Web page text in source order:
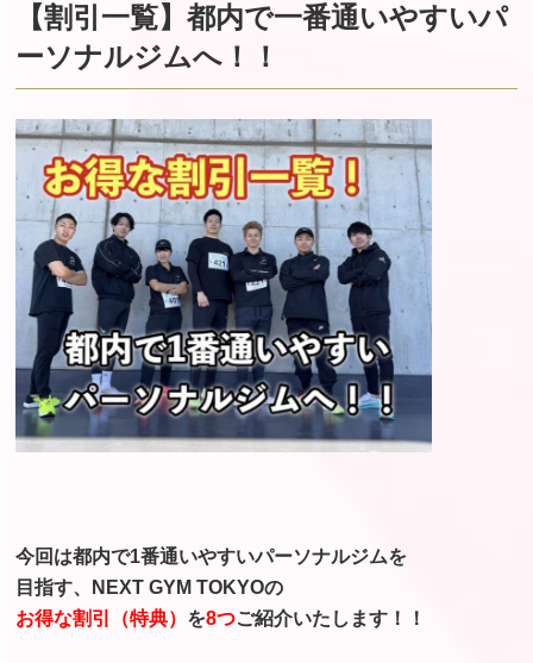
【割引一覧】都内で一番通いやすいパ
ーソナルジムへ！！
今回は都内で1番通いやすいパーソナルジムを
目指す、
NEXT GYM TOKYOの
お得な割引（特典） を8つご紹介いたします！！